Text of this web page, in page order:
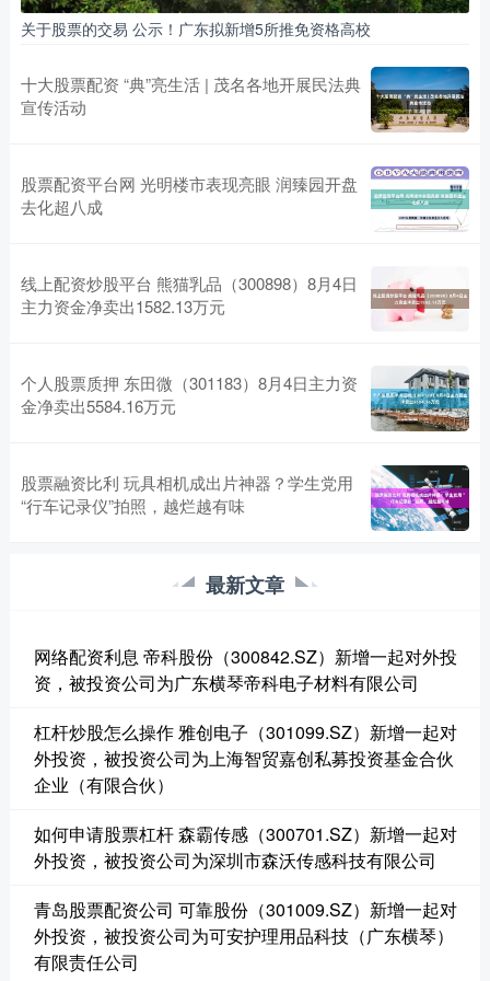
关于股票的交易 公示！广东拟新增5所推免资格高校
十大股票配资 “典”亮生活 | 茂名各地开展民法典
宣传活动
股票配资平台网 光明楼市表现亮眼 润臻园开盘
去化超八成
线上配资炒股平台 熊猫乳品（300898）8月4日
主力资金净卖出1582.13万元
个人股票质押 东田微（301183）8月4日主力资
金净卖出5584.16万元
股票融资比利 玩具相机成出片神器？学生党用
“行车记录仪”拍照，越烂越有味
最新文章
网络配资利息 帝科股份（300842.SZ）新增一起对外投
资，被投资公司为广东横琴帝科电子材料有限公司
杠杆炒股怎么操作 雅创电子（301099.SZ）新增一起对
外投资，被投资公司为上海智贸嘉创私募投资基金合伙
企业（有限合伙）
如何申请股票杠杆 森霸传感（300701.SZ）新增一起对
外投资，被投资公司为深圳市森沃传感科技有限公司
青岛股票配资公司 可靠股份（301009.SZ）新增一起对
外投资，被投资公司为可安护理用品科技（广东横琴）
有限责任公司